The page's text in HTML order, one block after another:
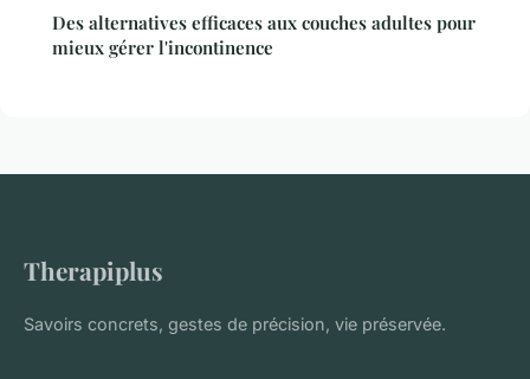
Des alternatives efficaces aux couches adultes pour
mieux gérer l'incontinence
Therapiplus
Savoirs concrets, gestes de précision, vie préservée.